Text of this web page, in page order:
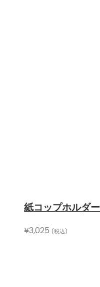
紙コップホルダー
¥3,025 (税込)